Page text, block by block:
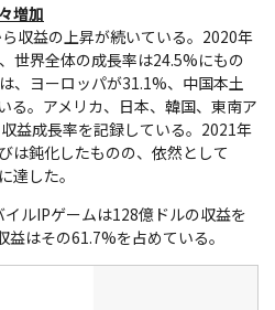
増加
収益の上昇が続いている。2020年
世界全体の成長率は24.5%にもの
、ヨーロッパが31.1%、中国本土
る。アメリカ、日本、韓国、東南ア
益成長率を記録している。2021年
は鈍化したものの、依然として
達した。
ルIPゲームは128億ドルの収益を
はその61.7%を占めている。